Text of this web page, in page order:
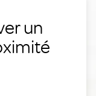
un